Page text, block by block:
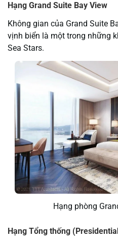
Hạng Grand Suite Bay View
Không gian của Grand Suite
vịnh biển là một trong những
Sea Stars.
Hạng phòng
Hạng Tổng thống